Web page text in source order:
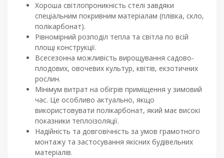
Хороша світлопроникність стелі завдяки
спеціальним покривним матеріалам (плівка, скло,
полікарбонат).
Рівномірний розподіл тепла та світла по всій
площі конструкції.
Всесезонна можливість вирощування садово-
плодових, овочевих культур, квітів, екзотичних
рослин.
Мінімум витрат на обігрів приміщення у зимовий
час. Це особливо актуально, якщо
використовувати полікарбонат, який має високі
показники теплоізоляції.
Надійність та довговічність за умов грамотного
монтажу та застосування якісних будівельних
матеріалів.